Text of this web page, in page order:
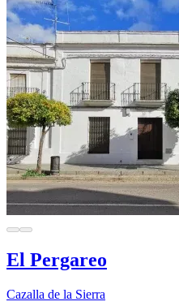
El Pergareo
Cazalla de la Sierra